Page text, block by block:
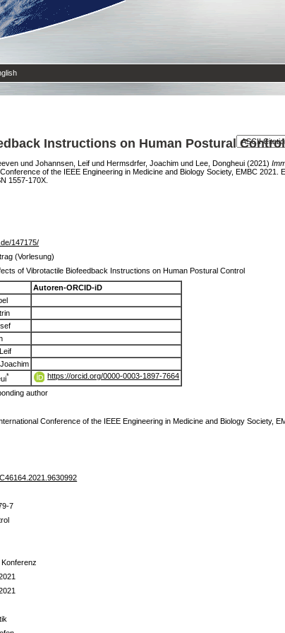
Instructions on Human Postural Control
und Johannsen, Leif und Hermsdrfer, Joachim und Lee, Dongheui (2021)
of the IEEE Engineering in Medicine and Biology Society, EMBC 2021.
1557-170X.
147175/
(Vorlesung)
of Vibrotactile Biofeedback Instructions on Human Postural Control
Autoren-ORCID-iD
* https://orcid.org/0000-0003-1897-7664
author
Conference of the IEEE Engineering in Medicine and Biology Society,
7